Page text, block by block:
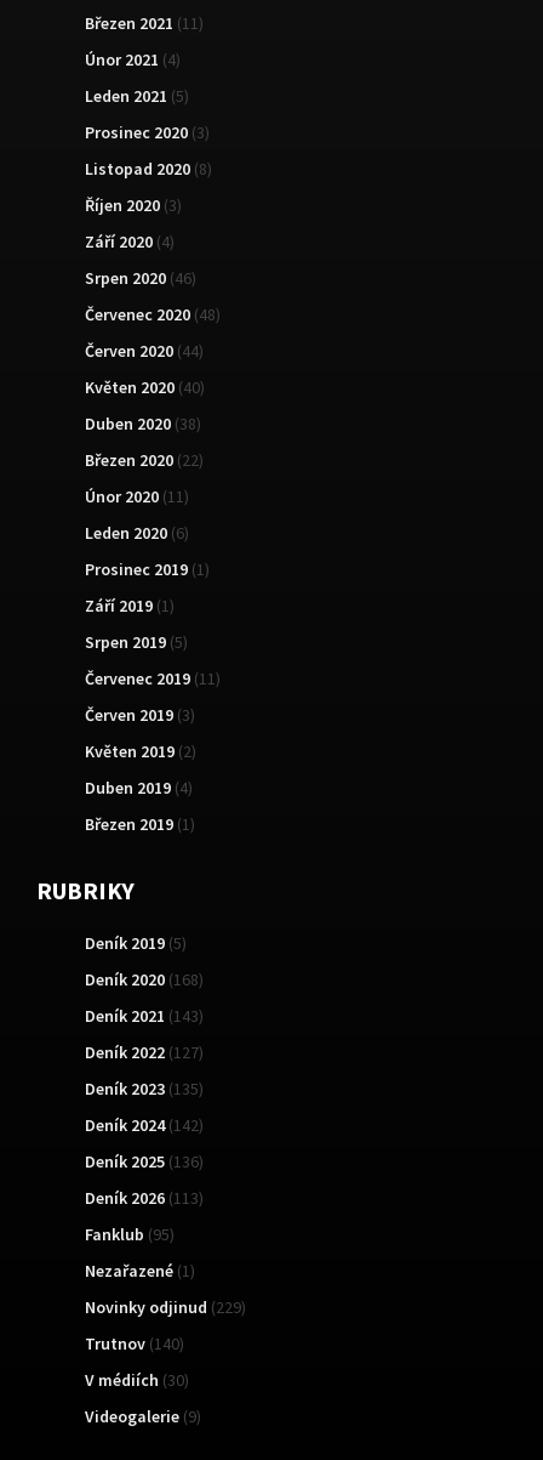
Březen 2021 (11)
Únor 2021 (4)
Leden 2021 (5)
Prosinec 2020 (3)
Listopad 2020 (8)
Říjen 2020 (3)
Září 2020 (4)
Srpen 2020 (46)
Červenec 2020 (48)
Červen 2020 (44)
Květen 2020 (40)
Duben 2020 (38)
Březen 2020 (22)
Únor 2020 (11)
Leden 2020 (6)
Prosinec 2019 (1)
Září 2019 (1)
Srpen 2019 (5)
Červenec 2019 (11)
Červen 2019 (3)
Květen 2019 (2)
Duben 2019 (4)
Březen 2019 (1)
RUBRIKY
Deník 2019 (5)
Deník 2020 (168)
Deník 2021 (143)
Deník 2022 (127)
Deník 2023 (135)
Deník 2024(142)
Deník 2025 (136)
Deník 2026 (113)
Fanklub (95)
Nezařazené (1)
Novinky odjinud (229)
Trutnov (140)
V médiích (30)
Videogalerie (9)